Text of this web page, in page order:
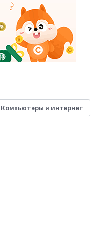
Компьютеры и интернет